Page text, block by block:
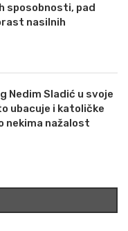
sposobnosti, pad
nasilnih
Nedim Sladić u svoje
ubacuje i katoličke
nekima nažalost